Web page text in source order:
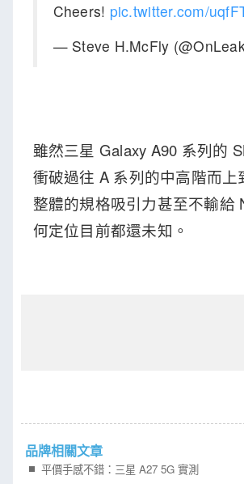
Cheers! pic.twitter.com/
— Steve H.McFly
雖然三星 Galaxy A90 系列的
衝破過往 A 系列的中高階而
整體的規格吸引力甚至不輸給
何定位目前都還未知。
品牌相關文章
平價手感不錯：三星 A27 5G 實測